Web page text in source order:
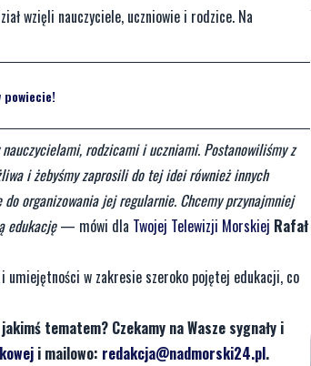
wzięli nauczyciele, uczniowie i rodzice. Na
powiecie!
rodzicami i uczniami. Postanowiliśmy z
i żebyśmy zaprosili do tej idei również innych
organizowania jej regularnie. Chcemy przynajmniej
edukację— mówi dla Twojej Telewizji Morskiej Rafał
umiejętności w zakresie szeroko pojętej edukacji, co
tematem? Czekamy na Wasze sygnały i
i mailowo: redakcja@nadmorski24.pl.